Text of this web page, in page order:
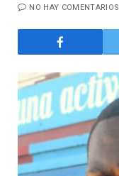
NO HAY COMENTARIOS